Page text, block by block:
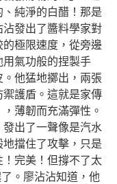
純淨的白醋！那是
發出了醬料學家對
極限速度，從旁邊
氣功般的捏製手
他猛地擲出，兩張
護盾。這就是家傳
薄韌而充滿彈性。
出了一聲像是汽水
擋住了攻擊，只是
完美！但撐不了太
。廖沾沾知道，他